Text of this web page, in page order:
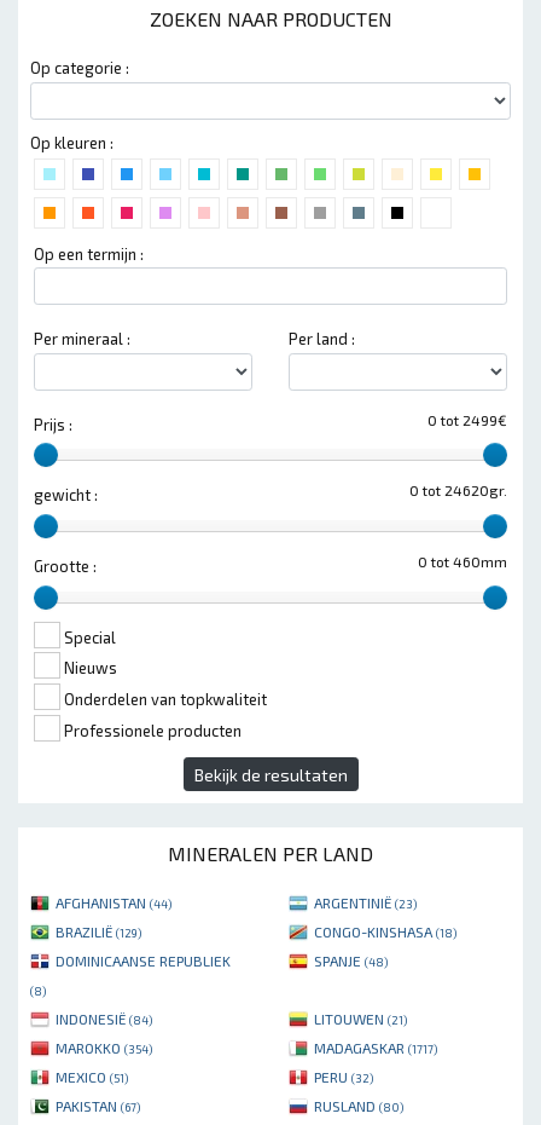
ZOEKEN NAAR PRODUCTEN
Op categorie :
Op kleuren :
Op een termijn :
Per mineraal : Per land :
0 tot 2499€
Prijs :
0 tot 24620gr.
gewicht :
0 tot 460mm
Grootte :
Special
Nieuws
Onderdelen van topkwaliteit
Professionele producten
Bekijk de resultaten
MINERALEN PER LAND
AFGHANISTAN (44) ARGENTINIË (23)
BRAZILIË (129) CONGO-KINSHASA (18)
DOMINICAANSE REPUBLIEK
(8)
SPANJE (48)
INDONESIË (84) LITOUWEN (21)
MAROKKO (354) MADAGASKAR (1717)
MEXICO (51) PERU (32)
PAKISTAN (67) RUSLAND (80)